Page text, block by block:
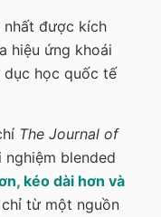
nhất được kích
hiệu ứng khoái
dục học quốc tế
The Journal of
nghiệm blended
kéo dài hơn và
từ một nguồn